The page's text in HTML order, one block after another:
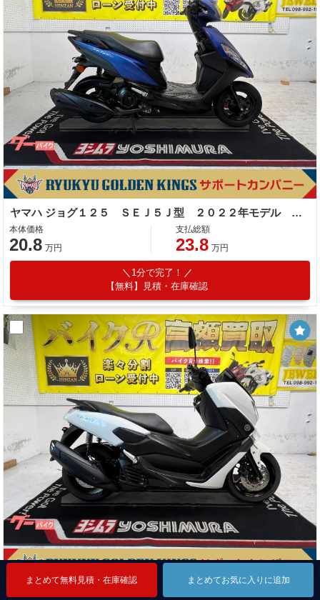
まとめて無料見積・在庫確認 まとめてお気に入りに追加
まとめて無料見積・在庫確認 まとめてお気に入りに追加
ヤマハ ジョグ１２５ ＳＥＪ５Ｊ型 ２０２２年モデル センタースタンド サイドスタンド
本体価格
20.8 万円
支払総額
23.8 万円
1分で完了！
【無料】見積・在庫確認
まとめて無料見積・在庫確認 まとめてお気に入りに追加